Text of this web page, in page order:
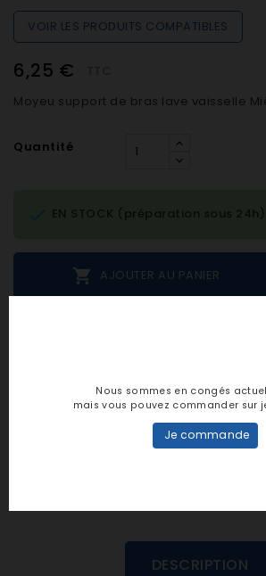
VOIR LES PRODUITS COMPATIBLES
6,25 €
Moyeu support de bras lave vaisselle
Quantité
 AJOUTER AU PANIER
EN STOCK (préparation sous 24h)
personne n'a encore posté d'avis
DESCRIPTION
Nous sommes en congés
mais vous pouvez commander sur
Je commande